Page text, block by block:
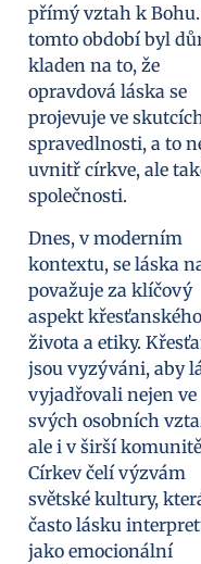
přímý vztah k
tomto období byl
kladen na to, že
opravdová láska se
projevuje ve
spravedlnosti, a to
uvnitř církve, ale
společnosti.
Dnes, v moderním
kontextu, se láska
považuje za klíčový
aspekt křesťanského
života a etiky.
jsou vyzýváni, aby
vyjadřovali nejen ve
svých osobních
ale i v širší
Církev čelí výzvám
světské kultury,
často lásku
jako emocionální